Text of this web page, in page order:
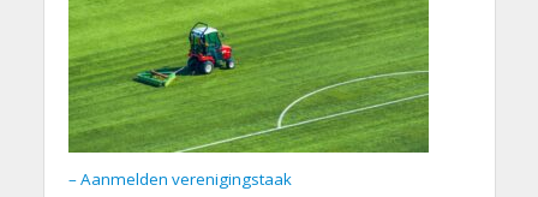
– Aanmelden verenigingstaak